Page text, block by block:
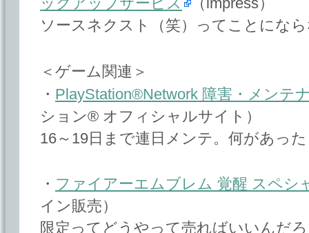
ソースネクスト（笑）ってことにな
＜ゲーム関連＞
・ PlayStation®Network 障害・メンテ
ション® オフィシャルサイト）
16～19日まで連日メンテ。何があっ
・ ファイアーエムブレム 覚醒 スペシ
イン販売）
限定ってどうやって売ればいいんだ